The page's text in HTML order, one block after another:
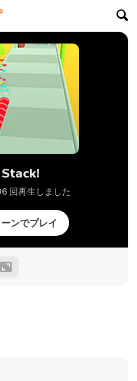
回再生しました
ンでプレイ